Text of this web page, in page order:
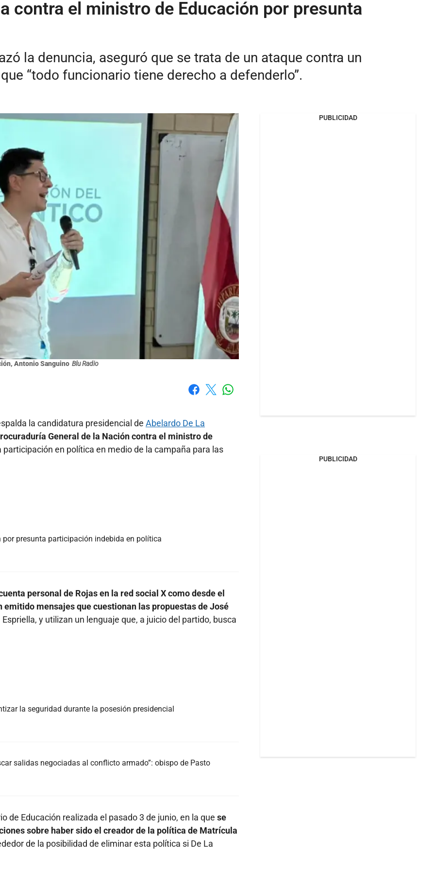
contra el ministro de Educación por presunta
la denuncia, aseguró que se trata de un ataque contra un
“todo funcionario tiene derecho a defenderlo”.
Antonio Sanguino Blu Radio
la candidatura presidencial de Abelardo De La
General de la Nación contra el ministro de
en política en medio de la campaña para las
presunta participación indebida en política
personal de Rojas en la red social X como desde el
mensajes que cuestionan las propuestas de José
y utilizan un lenguaje que, a juicio del partido, busca
la seguridad durante la posesión presidencial
salidas negociadas al conflicto armado”: obispo de Pasto
de Educación realizada el pasado 3 de junio, en la que se
sobre haber sido el creador de la política de Matrícula
de la posibilidad de eliminar esta política si De La
PUBLICIDAD
PUBLICIDAD